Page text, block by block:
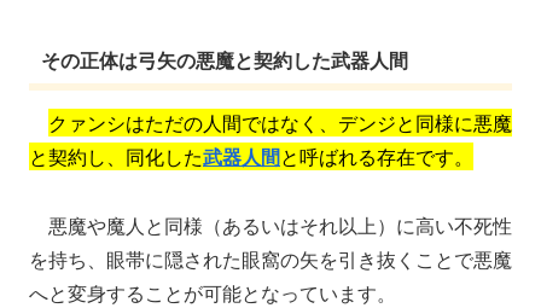
その正体は弓矢の悪魔と契約した武器人間
クァンシはただの人間ではなく、デンジと同様に悪魔
と契約し、同化した武器人間と呼ばれる存在です。
悪魔や魔人と同様（あるいはそれ以上）に高い不死性
を持ち、眼帯に隠された眼窩の矢を引き抜くことで悪魔
へと変身することが可能となっています。